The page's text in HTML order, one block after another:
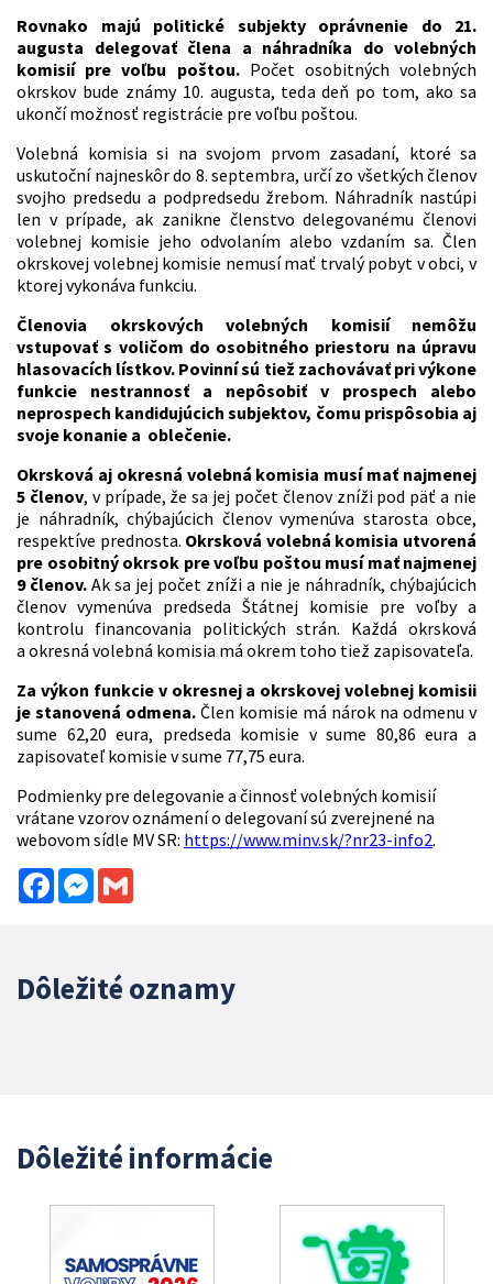
Rovnako majú politické subjekty oprávnenie do 21.
augusta delegovať člena a náhradníka do volebných
komisií pre voľbu poštou. Počet osobitných volebných
okrskov bude známy 10. augusta, teda deň po tom, ako sa
ukončí možnosť registrácie pre voľbu poštou.
Volebná komisia si na svojom prvom zasadaní, ktoré sa
uskutoční najneskôr do 8. septembra, určí zo všetkých členov
svojho predsedu a podpredsedu žrebom. Náhradník nastúpi
len v prípade, ak zanikne členstvo delegovanému členovi
volebnej komisie jeho odvolaním alebo vzdaním sa. Člen
okrskovej volebnej komisie nemusí mať trvalý pobyt v obci, v
ktorej vykonáva funkciu.
Členovia okrskových volebných komisií nemôžu
vstupovať s voličom do osobitného priestoru na úpravu
hlasovacích lístkov. Povinní sú tiež zachovávať pri výkone
funkcie nestrannosť a nepôsobiť v prospech alebo
neprospech kandidujúcich subjektov, čomu prispôsobia aj
svoje konanie a oblečenie.
Okrsková aj okresná volebná komisia musí mať najmenej
5 členov, v prípade, že sa jej počet členov zníži pod päť a nie
je náhradník, chýbajúcich členov vymenúva starosta obce,
respektíve prednosta. Okrsková volebná komisia utvorená
pre osobitný okrsok pre voľbu poštou musí mať najmenej
9 členov. Ak sa jej počet zníži a nie je náhradník, chýbajúcich
členov vymenúva predseda Štátnej komisie pre voľby a
kontrolu financovania politických strán. Každá okrsková
a okresná volebná komisia má okrem toho tiež zapisovateľa.
Za výkon funkcie v okresnej a okrskovej volebnej komisii
je stanovená odmena. Člen komisie má nárok na odmenu v
sume 62,20 eura, predseda komisie v sume 80,86 eura a
zapisovateľ komisie v sume 77,75 eura.
Podmienky pre delegovanie a činnosť volebných komisií
vrátane vzorov oznámení o delegovaní sú zverejnené na
webovom sídle MV SR: https://www.minv.sk/?nr23-info2.
FacebookMessenger
Dôležité oznamy
Dôležité informácie